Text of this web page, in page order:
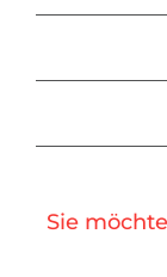
Sie